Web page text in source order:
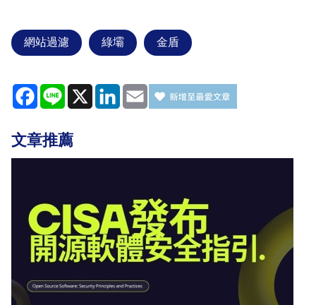
網站過濾 綠壩 金盾
Facebook
Line X LinkedIn
Email
文章推薦